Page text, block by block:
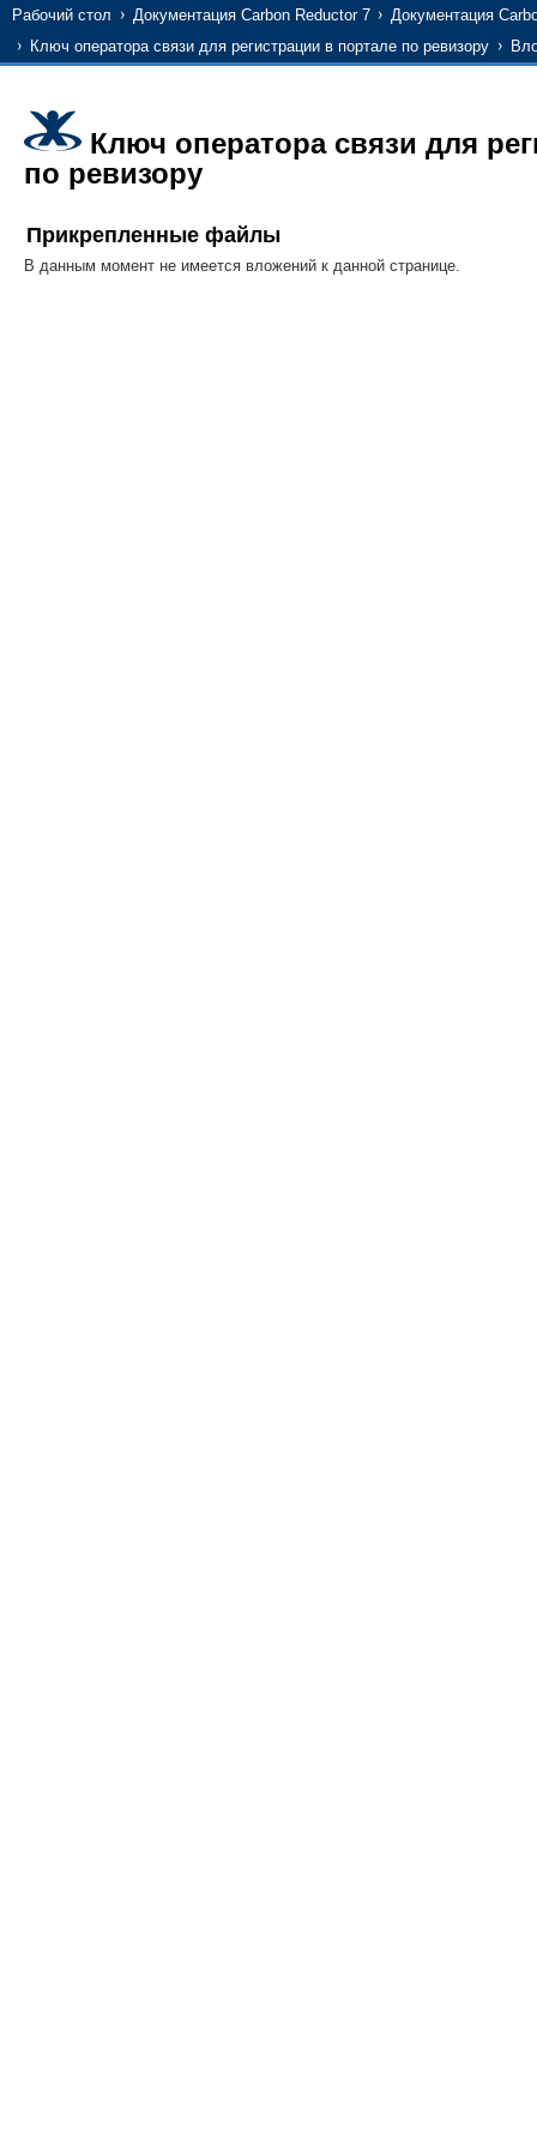
Рабочий стол Документация Carbon Reductor 7
Документация
Ключ оператора связи для регистрации в портале по ревизору
Ключ оператора связи для
по ревизору
Прикрепленные файлы
В данным момент не имеется вложений к данной странице.